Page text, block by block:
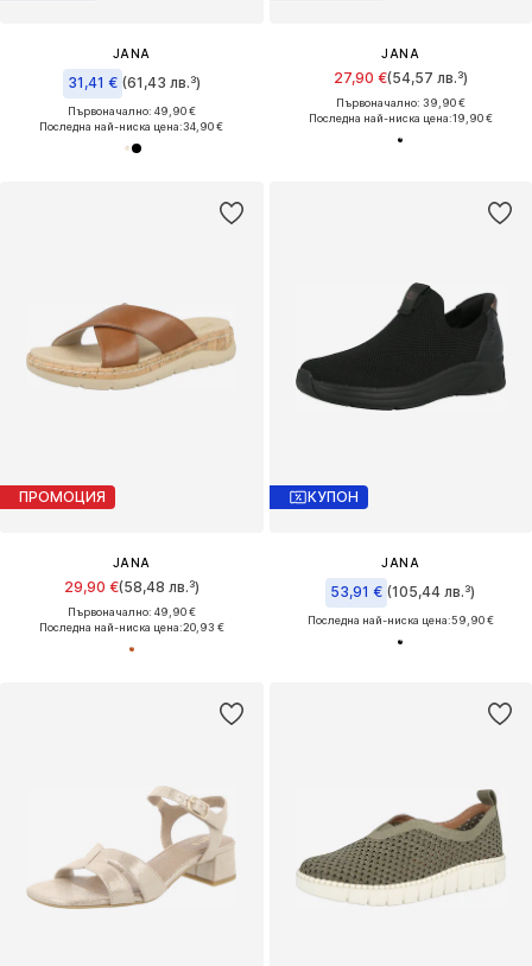
JANA
31,41 € (61,43 лв.³)
Първоначално: 49,90 €
Последна най-ниска цена:34,90 €
JANA
27,90 €(54,57 лв.³)
Първоначално: 39,90 €
Последна най-ниска цена:19,90 €
ПРОМОЦИЯ
JANA
29,90 €(58,48 лв.³)
Първоначално: 49,90 €
Последна най-ниска цена:20,93 €
КУПОН
JANA
53,91 € (105,44 лв.³)
Последна най-ниска цена:59,90 €